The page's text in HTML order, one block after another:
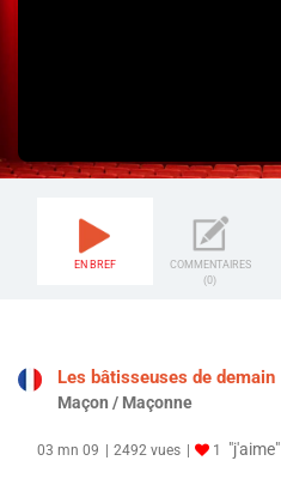
EN BREF
COMMENTAIRES
(0)
Les bâtisseuses de demain
Maçon / Maçonne
03 mn 09 2492 vues 1 "j'aime"